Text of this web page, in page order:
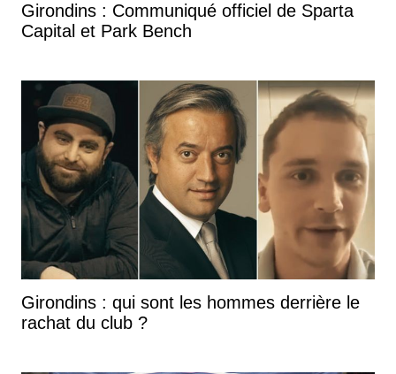
Girondins : Communiqué officiel de Sparta
Capital et Park Bench
Girondins : qui sont les hommes derrière le
rachat du club ?